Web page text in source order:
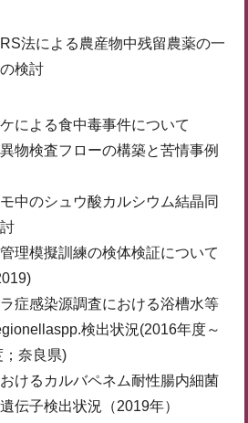
法による農産物中残留農薬の一
検討
による食中毒事件について
物検査フローの構築と苦情事例
中のシュウ酸カルシウム結晶同
理模擬訓練の検体検証について
症感染源調査における浴槽水等
検出状況(2016年度～
；奈良県)
けるカルバペネム耐性腸内細菌
伝子検出状況（2019年）